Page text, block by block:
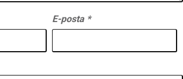
E-posta *